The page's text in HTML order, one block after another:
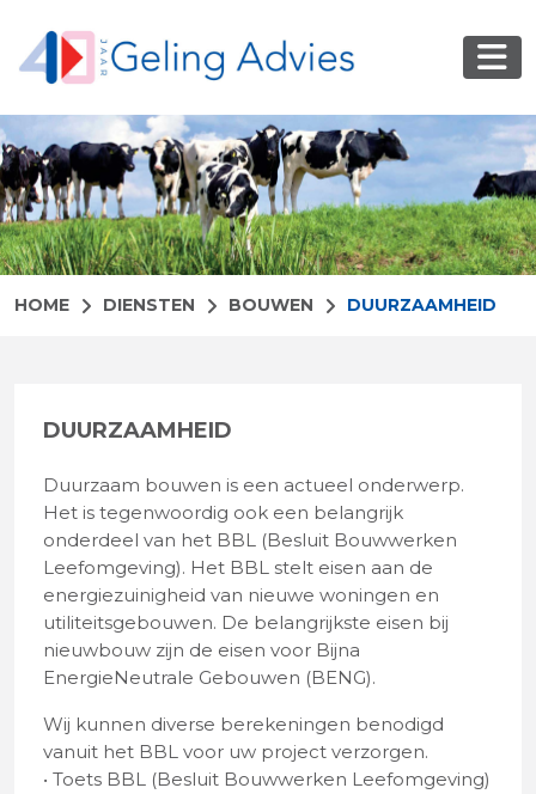
HOME DIENSTEN BOUWEN DUURZAAMHEID
DUURZAAMHEID
Duurzaam bouwen is een actueel onderwerp.
Het is tegenwoordig ook een belangrijk
onderdeel van het BBL (Besluit Bouwwerken
Leefomgeving). Het BBL stelt eisen aan de
energiezuinigheid van nieuwe woningen en
utiliteitsgebouwen. De belangrijkste eisen bij
nieuwbouw zijn de eisen voor Bijna
EnergieNeutrale Gebouwen (BENG).
Wij kunnen diverse berekeningen benodigd
vanuit het BBL voor uw project verzorgen.
• Toets BBL (Besluit Bouwwerken Leefomgeving)